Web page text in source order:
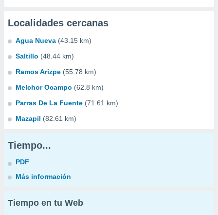
Localidades cercanas
Agua Nueva (43.15 km)
Saltillo (48.44 km)
Ramos Arizpe (55.78 km)
Melchor Ocampo (62.8 km)
Parras De La Fuente (71.61 km)
Mazapil (82.61 km)
Tiempo...
PDF
Más información
Tiempo en tu Web